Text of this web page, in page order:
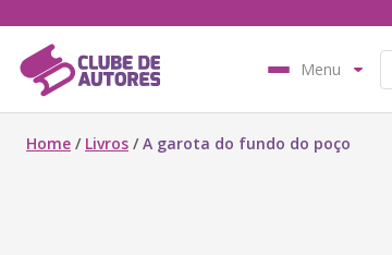
Menu
Home / Livros /A garota do fundo do poço